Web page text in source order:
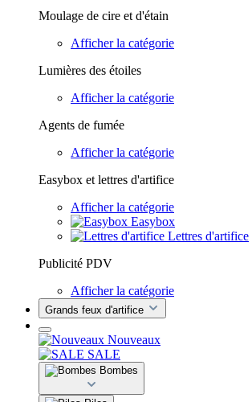
Moulage de cire et d'étain
Afficher la catégorie
Lumières des étoiles
Afficher la catégorie
Agents de fumée
Afficher la catégorie
Easybox et lettres d'artifice
Afficher la catégorie
Easybox
Lettres d'artifice
Publicité PDV
Afficher la catégorie
Grands feux d'artifice
Nouveaux
SALE
Bombes